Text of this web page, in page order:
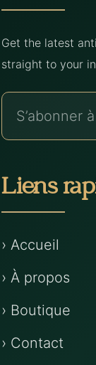
Get the latest
straight to your
Liens
› Accueil
› À propos
› Boutique
› Contact